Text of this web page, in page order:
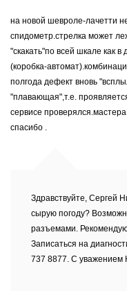
на новой шевроле-лачетти
спидометр.стрелка может
"скакать"по всей шкале как
(коробка-
полгода дефект вновь
"плавающая",т.е.
сервисе
спасибо .
Здравствуйте, Сергей
сырую погоду?
разъемами.
Записаться на
737 8877. С уважением